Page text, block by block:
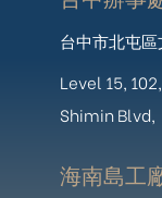
台中市北屯
Level 15,
Shimin Blvd,
海南島工